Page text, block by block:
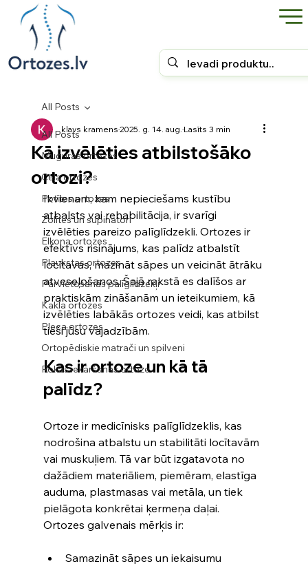
All Posts
Muguras ortozes
Ceļa ortozes
Potītes ortozes
Zolītes un supinatori
Elkoņa ortozes
Plaukstas ortozes
Pārvietošanās palīglīdzekļi
Kakla ortozes
Pleca ortozes
Ortopēdiskie matrači un spilveni
Rokas iekāršanas ortoze
All Posts
Kā izvēlēties atbilstošāko
ortozi?
klavs kramens2025. g. 14. aug. Lasīts 3 min
Ikvienam, kam nepieciešams kustību
atbalsts vai rehabilitācija, ir svarīgi
izvēlēties pareizo palīglīdzekli. Ortozes ir
efektīvs risinājums, kas palīdz atbalstīt
locītavas, mazināt sāpes un veicināt ātrāku
atveseļošanos. Šajā rakstā es dalīšos ar
praktiskām zināšanām un ieteikumiem, kā
izvēlēties labākās ortozes veidi, kas atbilst
tieši jūsu vajadzībām.
Kas ir ortoze un kā tā
palīdz?
Ortoze ir medicīnisks palīglīdzeklis, kas
nodrošina atbalstu un stabilitāti locītavām
vai muskuļiem. Tā var būt izgatavota no
dažādiem materiāliem, piemēram, elastīga
auduma, plastmasas vai metāla, un tiek
pielāgota konkrētai ķermeņa daļai.
Ortozes galvenais mērķis ir:
Samazināt sāpes un iekaisumu